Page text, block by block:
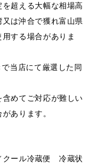
超える大幅な相場高
は沖合で獲れ富山県
する場合がありま
当店にて厳選した同
めてご対応が難しい
あります。
クール冷蔵便 冷蔵状